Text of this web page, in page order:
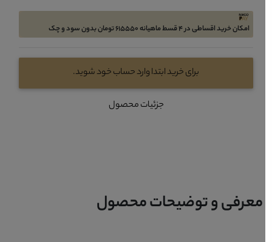
امکان خرید اقساطی در 4 قسط ماهیانه 615550 تومان بدون سود و چک
برای خرید ابتدا وارد حساب خود شوید.
جزئیات محصول
معرفی و توضیحات محصول